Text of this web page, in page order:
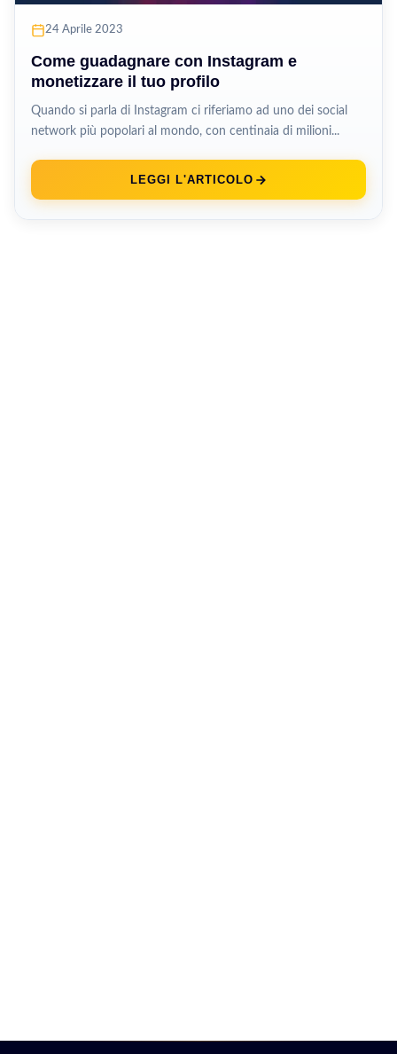
24 Aprile 2023
Come guadagnare con Instagram e
monetizzare il tuo profilo
Quando si parla di Instagram ci riferiamo ad uno dei social
network più popolari al mondo, con centinaia di milioni...
LEGGI L'ARTICOLO